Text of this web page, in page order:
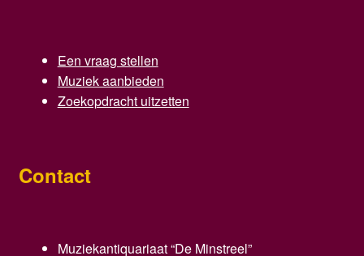
Een vraag stellen
Muziek aanbieden
Zoekopdracht uitzetten
Contact
Muziekantiquariaat “De Minstreel”